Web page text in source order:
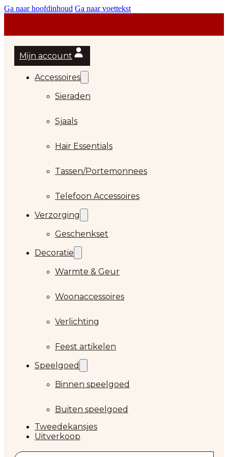
Ga naar hoofdinhoud Ga naar voettekst
Mijn account
Accessoires
Sieraden
Sjaals
Hair Essentials
Tassen/Portemonnees
Telefoon Accessoires
Verzorging
Geschenkset
Decoratie
Warmte & Geur
Woonaccessoires
Verlichting
Feest artikelen
Speelgoed
Binnen speelgoed
Buiten speelgoed
Tweedekansjes
Uitverkoop
Zoeken